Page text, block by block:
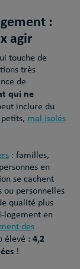
:
agir
touche de
très
de
qui ne
inclure du
mal isolés
: familles,
en
se cachent
ou personnelles
qualité plus
logement en
des
élevé : 4,2
!